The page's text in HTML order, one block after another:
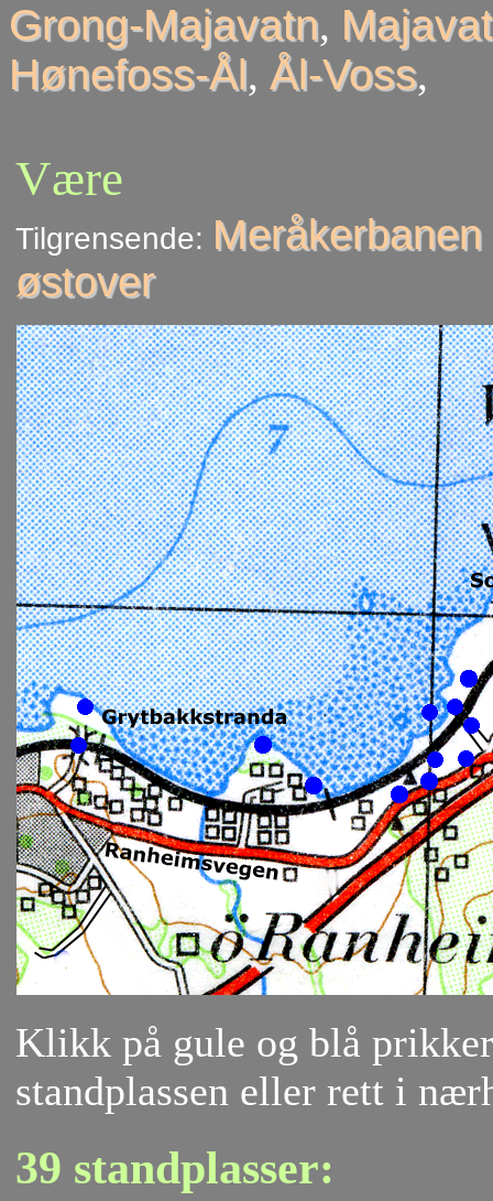
Grong-Majavatn,
Hønefoss-Ål, Ål-Voss,
Være
Tilgrensende:
østover
Klikk på gule og blå
standplassen eller rett i
39 standplasser: